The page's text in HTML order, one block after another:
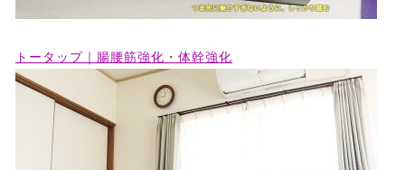
トータップ｜腸腰筋強化・体幹強化